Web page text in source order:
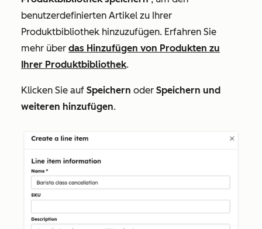
benutzerdefinierten Artikel zu Ihrer
Produktbibliothek hinzuzufügen. Erfahren Sie
mehr über das Hinzufügen von Produkten zu
Ihrer Produktbibliothek.
Klicken Sie auf Speichern oder Speichern und
weiteren hinzufügen.